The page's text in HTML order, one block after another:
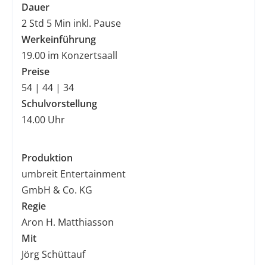
Dauer
2 Std 5 Min inkl. Pause
Werkeinführung
19.00 im Konzertsaall
Preise
54 | 44 | 34
Schulvorstellung
14.00 Uhr
Produktion
umbreit Entertainment
GmbH & Co. KG
Regie
Aron H. Matthiasson
Mit
Jörg Schüttauf